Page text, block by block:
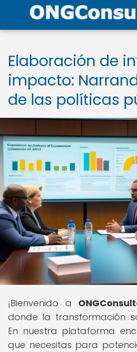
Elaboración de
impacto:
de las políticas
¡Bienvenido a
donde la transformación
En nuestra plataforma
que necesitas para